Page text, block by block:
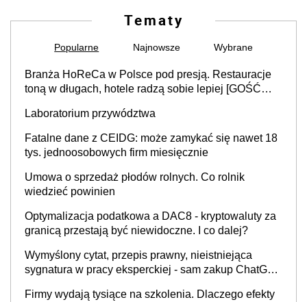
Tematy
Popularne Najnowsze Wybrane
Branża HoReCa w Polsce pod presją. Restauracje
toną w długach, hotele radzą sobie lepiej [GOŚĆ
Laboratorium przywództwa
Fatalne dane z CEIDG: może zamykać się nawet 18
tys. jednoosobowych firm miesięcznie
Umowa o sprzedaż płodów rolnych. Co rolnik
wiedzieć powinien
Optymalizacja podatkowa a DAC8 - kryptowaluty za
granicą przestają być niewidoczne. I co dalej?
Wymyślony cytat, przepis prawny, nieistniejąca
sygnatura w pracy eksperckiej - sam zakup ChatGPT
Firmy wydają tysiące na szkolenia. Dlaczego efekty